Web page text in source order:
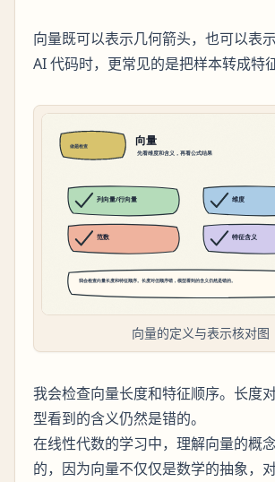
向量既可以表示几何箭头，也可以表
AI 代码时，更常见的是把样本转成特
向量的定义与表示核对图
我会检查向量长度和特征顺序。长度
型看到的含义仍然是错的。
在线性代数的学习中，理解向量的概
的，因为向量不仅仅是数学的抽象，